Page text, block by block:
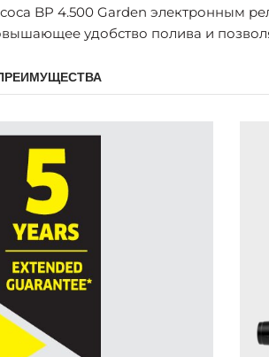
BP 4.500 Garden электронным
удобство полива и